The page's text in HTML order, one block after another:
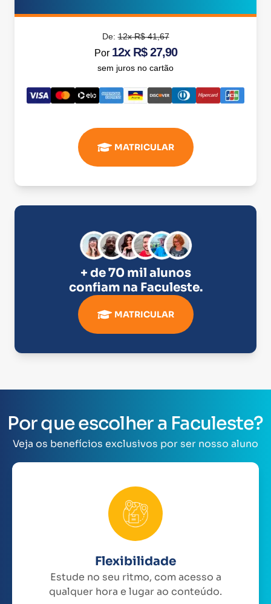
De:12x R$ 41,67
Por 12x R$ 27,90
sem juros no cartão
MATRICULAR
+ de 70 mil alunos
confiam na Faculeste.
MATRICULAR
Por que escolher a Faculeste?
Veja os benefícios exclusivos por ser nosso aluno
Flexibilidade
Estude no seu ritmo, com acesso a
qualquer hora e lugar ao conteúdo.